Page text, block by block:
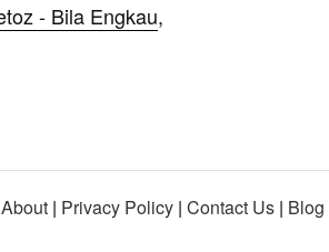
- Bila Engkau,
About | Privacy Policy | Contact Us | Blog